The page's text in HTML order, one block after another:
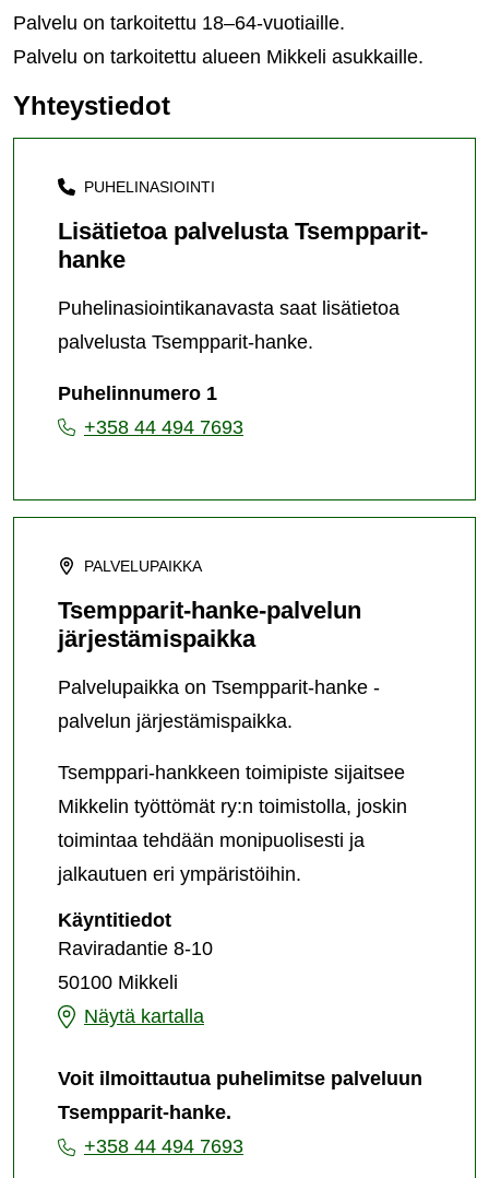
Palvelu on tarkoitettu 18–64-vuotiaille.
Palvelu on tarkoitettu alueen Mikkeli asukkaille.
Yhteystiedot
PUHELINASIOINTI
Lisätietoa palvelusta Tsempparit-
hanke
Puhelinasiointikanavasta saat lisätietoa
palvelusta Tsempparit-hanke.
Puhelinnumero 1
+358 44 494 7693
PALVELUPAIKKA
Tsempparit-hanke-palvelun
järjestämispaikka
Palvelupaikka on Tsempparit-hanke -
palvelun järjestämispaikka.
Tsemppari-hankkeen toimipiste sijaitsee
Mikkelin työttömät ry:n toimistolla, joskin
toimintaa tehdään monipuolisesti ja
jalkautuen eri ympäristöihin.
KäyntitiedotTsempparit-
hanke-
järjestämispaikka
Raviradantie 8-10
50100 Mikkeli
Näytä kartalla
Tsempparit-
palvelun
järjestämispaikka
Voit ilmoittautua puhelimitse palveluun
Tsempparit-hanke.
+358 44 494 7693